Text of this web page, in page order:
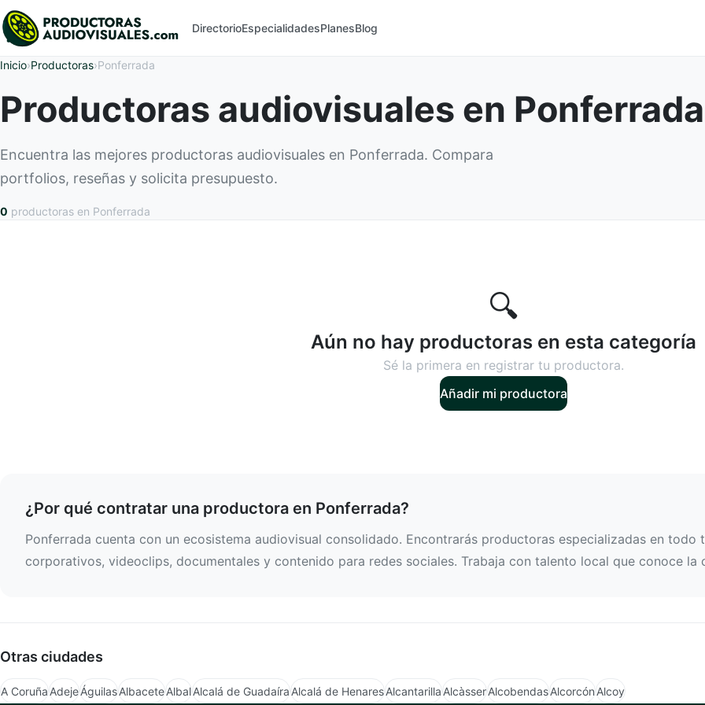
DirectorioEspecialidadesPlanesBlog
Inicio›Productoras›Ponferrada
Productoras audiovisuales en Ponferrada
Encuentra las mejores productoras audiovisuales en Ponferrada. Compara
portfolios, reseñas y solicita presupuesto.
0 productoras en Ponferrada
🔍
Aún no hay productoras en esta categoría
Sé la primera en registrar tu productora.
Añadir mi productora
¿Por qué contratar una productora en Ponferrada?
Ponferrada cuenta con un ecosistema audiovisual consolidado. Encontrarás productoras especializadas en
corporativos, videoclips, documentales y contenido para redes sociales. Trabaja con talento local que conoce la
Otras ciudades
A CoruñaAdejeÁguilasAlbaceteAlbalAlcalá de GuadaíraAlcalá de HenaresAlcantarillaAlcàsserAlcobendasAlcorcónAlcoy